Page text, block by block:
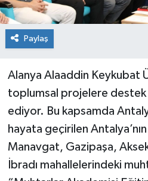
Paylaş
Alanya Alaaddin Keykubat
toplumsal projelere
ediyor. Bu kapsamda
hayata geçirilen
Manavgat, Gazipaşa,
İbradı mahallelerindeki